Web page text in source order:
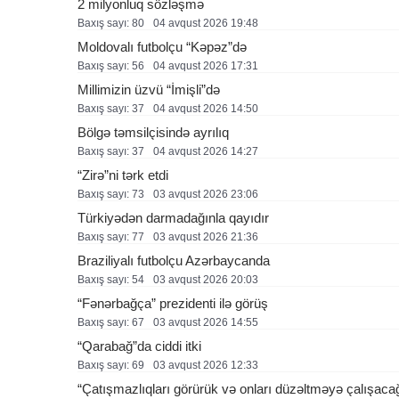
2 milyonluq sözləşmə
Baxış sayı: 80 04 avqust 2026 19:48
Moldovalı futbolçu “Kəpəz”də
Baxış sayı: 56 04 avqust 2026 17:31
Millimizin üzvü “İmişli”də
Baxış sayı: 37 04 avqust 2026 14:50
Bölgə təmsilçisində ayrılıq
Baxış sayı: 37 04 avqust 2026 14:27
“Zirə”ni tərk etdi
Baxış sayı: 73 03 avqust 2026 23:06
Türkiyədən darmadağınla qayıdır
Baxış sayı: 77 03 avqust 2026 21:36
Braziliyalı futbolçu Azərbaycanda
Baxış sayı: 54 03 avqust 2026 20:03
“Fənərbağça” prezidenti ilə görüş
Baxış sayı: 67 03 avqust 2026 14:55
“Qarabağ”da ciddi itki
Baxış sayı: 69 03 avqust 2026 12:33
“Çatışmazlıqları görürük və onları düzəltməyə